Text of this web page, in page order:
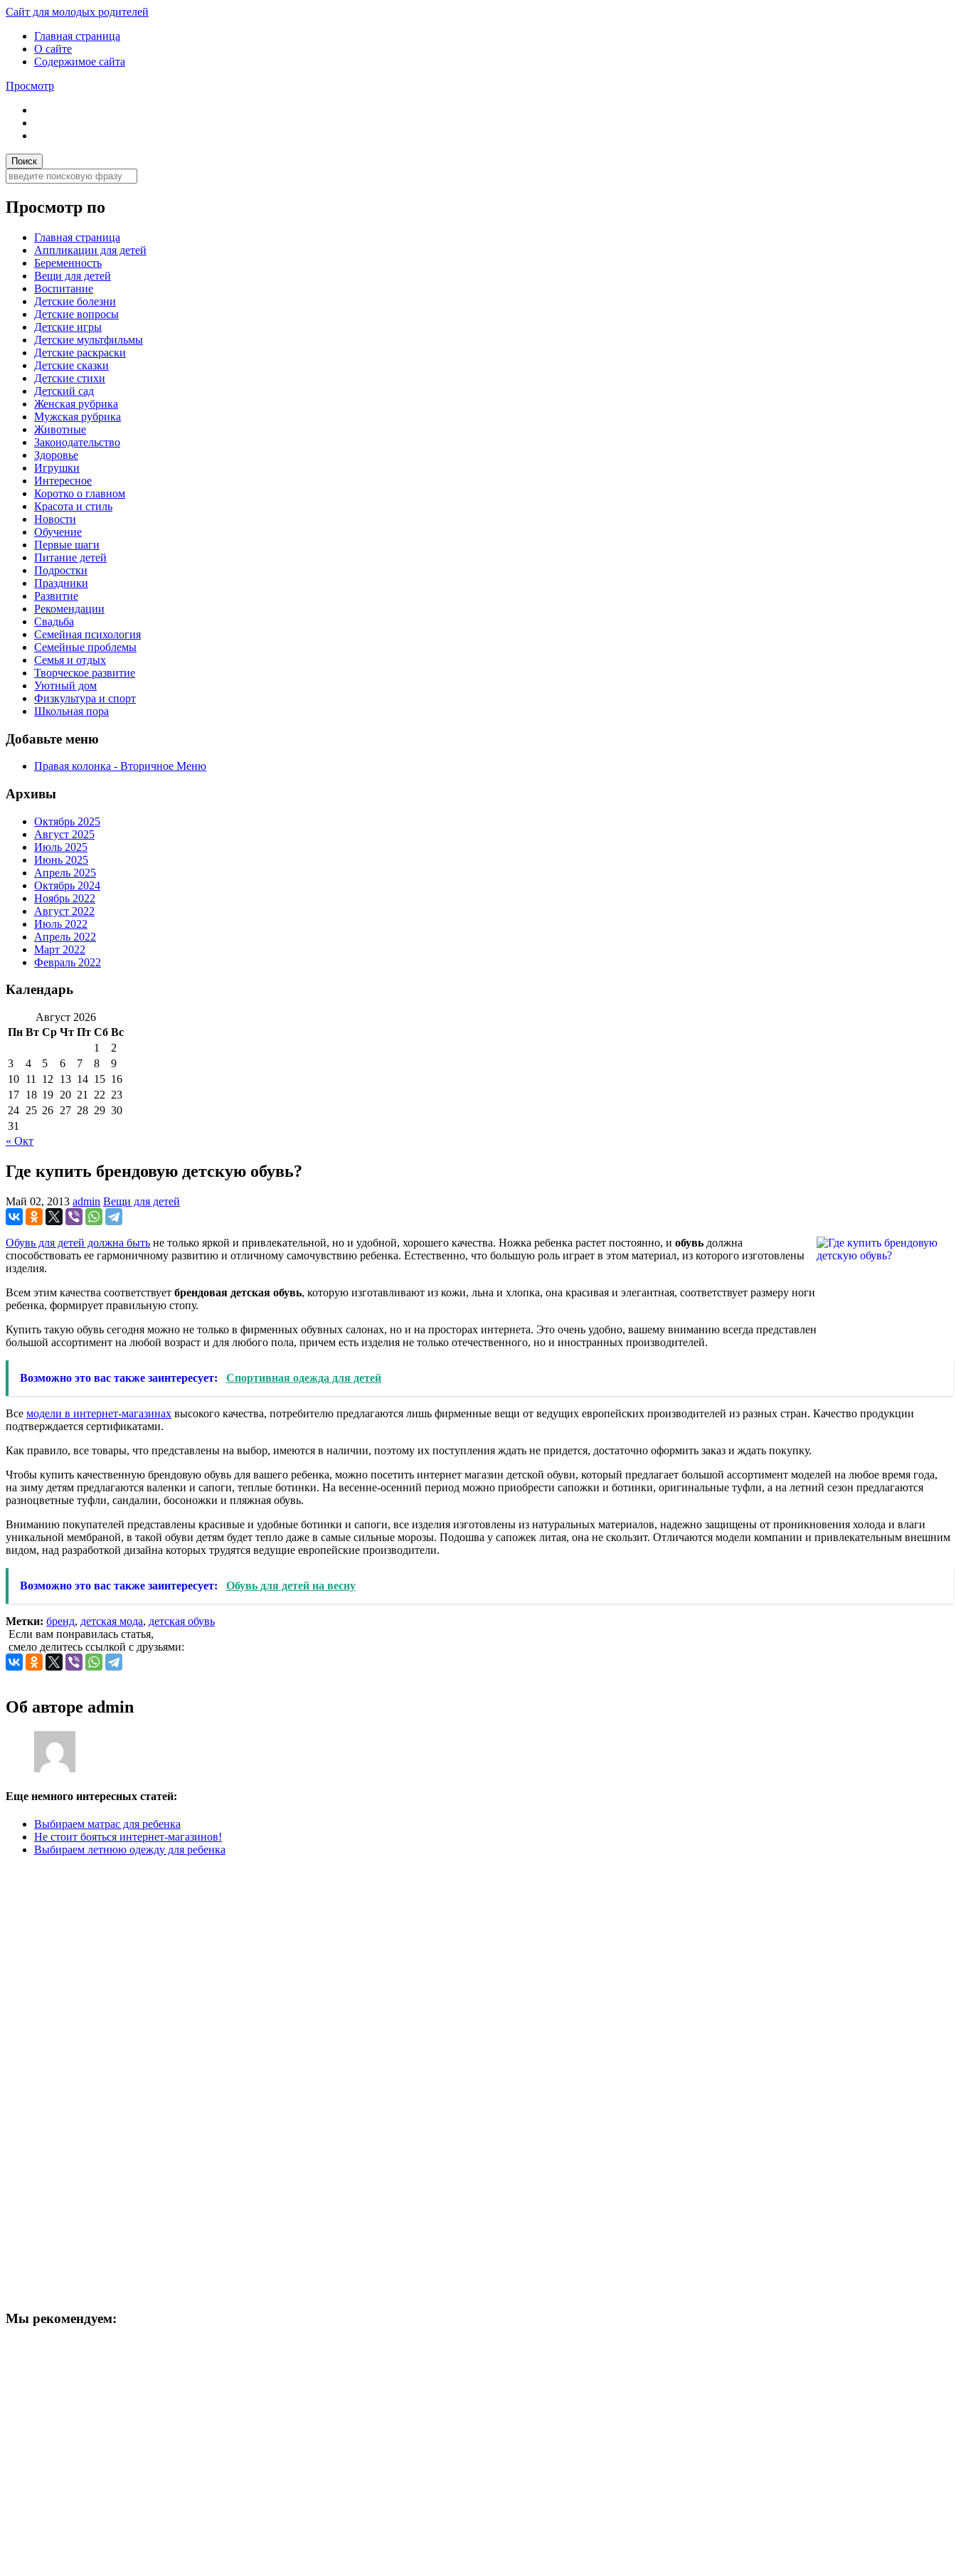
Сайт для молодых родителей
Главная страница
О сайте
Содержимое сайта
Просмотр
Просмотр по
Главная страница
Аппликации для детей
Беременность
Вещи для детей
Воспитание
Детские болезни
Детские вопросы
Детские игры
Детские мультфильмы
Детские раскраски
Детские сказки
Детские стихи
Детский сад
Женская рубрика
Мужская рубрика
Животные
Законодательство
Здоровье
Игрушки
Интересное
Коротко о главном
Красота и стиль
Новости
Обучение
Первые шаги
Питание детей
Подростки
Праздники
Развитие
Рекомендации
Свадьба
Семейная психология
Семейные проблемы
Семья и отдых
Творческое развитие
Уютный дом
Физкультура и спорт
Школьная пора
Добавьте меню
Правая колонка - Вторичное Меню
Архивы
Октябрь 2025
Август 2025
Июль 2025
Июнь 2025
Апрель 2025
Октябрь 2024
Ноябрь 2022
Август 2022
Июль 2022
Апрель 2022
Март 2022
Февраль 2022
Календарь
Август 2026
Пн Вт Ср Чт Пт Сб Вс
1
2
3
4 5 6 7 8
9
10 11 12 13 14 15 16
17 18 19 20 21 22 23
24 25 26 27 28 29 30
31
« Окт
Где купить брендовую детскую обувь?
Май 02, 2013 admin Вещи для детей
Обувь для детей должна быть не только яркой и привлекательной, но и удобной, хорошего качества. Ножка ребенка растет постоянно, и обувь должна
способствовать ее гармоничному развитию и отличному самочувствию ребенка. Естественно, что большую роль играет в этом материал, из которого изготовлены
изделия.
Всем этим качества соответствует брендовая детская обувь, которую изготавливают из кожи, льна и хлопка, она красивая и элегантная, соответствует размеру ноги
ребенка, формирует правильную стопу.
Купить такую обувь сегодня можно не только в фирменных обувных салонах, но и на просторах интернета. Это очень удобно, вашему вниманию всегда представлен
большой ассортимент на любой возраст и для любого пола, причем есть изделия не только отечественного, но и иностранных производителей.
Возможно это вас также заинтересует: Спортивная одежда для детей
Все модели в интернет-магазинах высокого качества, потребителю предлагаются лишь фирменные вещи от ведущих европейских производителей из разных стран. Качество продукции
подтверждается сертификатами.
Как правило, все товары, что представлены на выбор, имеются в наличии, поэтому их поступления ждать не придется, достаточно оформить заказ и ждать покупку.
Чтобы купить качественную брендовую обувь для вашего ребенка, можно посетить интернет магазин детской обуви, который предлагает большой ассортимент моделей на любое время года,
на зиму детям предлагаются валенки и сапоги, теплые ботинки. На весенне-осенний период можно приобрести сапожки и ботинки, оригинальные туфли, а на летний сезон предлагаются
разноцветные туфли, сандалии, босоножки и пляжная обувь.
Вниманию покупателей представлены красивые и удобные ботинки и сапоги, все изделия изготовлены из натуральных материалов, надежно защищены от проникновения холода и влаги
уникальной мембраной, в такой обуви детям будет тепло даже в самые сильные морозы. Подошва у сапожек литая, она не скользит. Отличаются модели компании и привлекательным внешним
видом, над разработкой дизайна которых трудятся ведущие европейские производители.
Возможно это вас также заинтересует: Обувь для детей на весну
Метки: бренд, детская мода, детская обувь
Если вам понравилась статья,
смело делитесь ссылкой с друзьями:
Об авторе admin
Еще немного интересных статей:
Выбираем матрас для ребенка
Не стоит бояться интернет-магазинов!
Выбираем летнюю одежду для ребенка
Мы рекомендуем: